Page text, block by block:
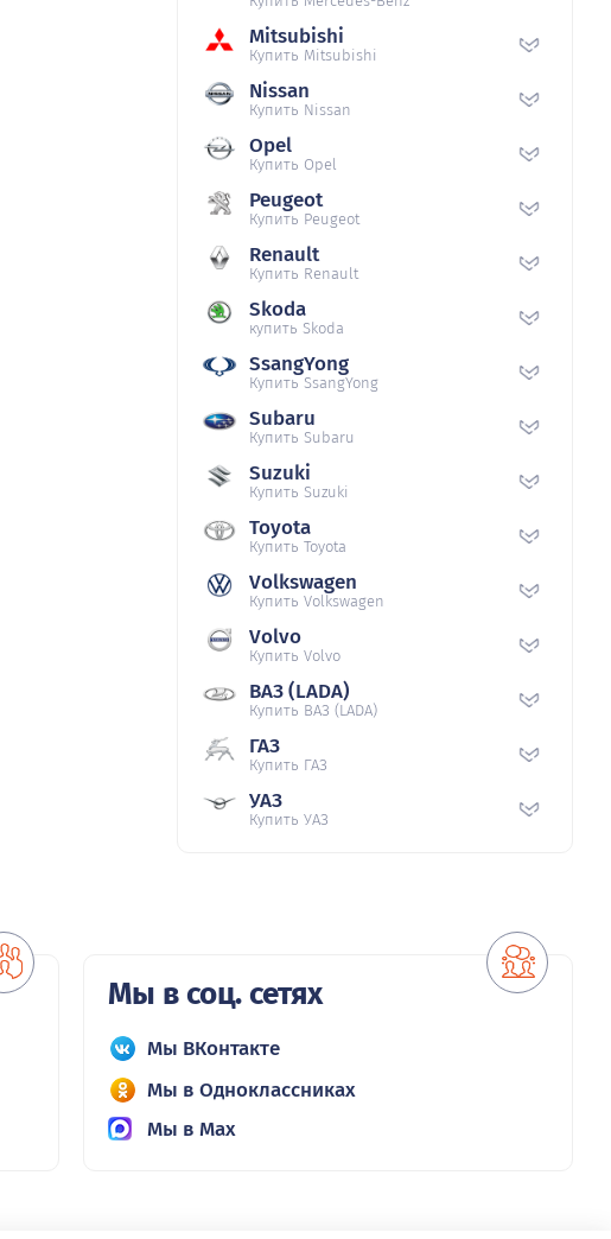
Mitsubishi
Купить Mitsubishi
Nissan
Купить Nissan
Opel
Купить Opel
Peugeot
Купить Peugeot
Renault
Купить Renault
Skoda
купить Skoda
SsangYong
Купить SsangYong
Subaru
Купить Subaru
Suzuki
Купить Suzuki
Toyota
Купить Toyota
Volkswagen
Купить Volkswagen
Volvo
Купить Volvo
ВАЗ (LADA)
Купить ВАЗ (LADA)
ГАЗ
Купить ГАЗ
УАЗ
Купить УАЗ
Мы в соц. сетях
Мы ВКонтакте
Мы в Одноклассниках
Мы в Max